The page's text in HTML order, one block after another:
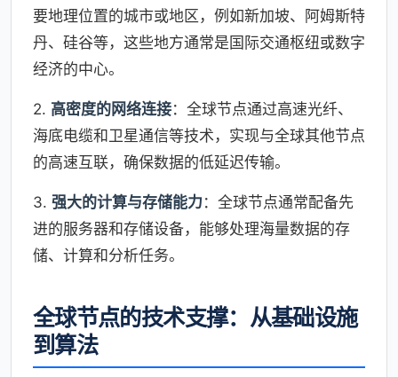
要地理位置的城市或地区，例如新加坡、阿姆斯特
丹、硅谷等，这些地方通常是国际交通枢纽或数字
经济的中心。
2. 高密度的网络连接：全球节点通过高速光纤、
海底电缆和卫星通信等技术，实现与全球其他节点
的高速互联，确保数据的低延迟传输。
3. 强大的计算与存储能力 ：全球节点通常配备先
进的服务器和存储设备，能够处理海量数据的存
储、计算和分析任务。
全球节点的技术支撑：从基础设施
到算法